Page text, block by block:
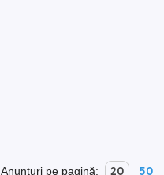
Anunțuri pe pagină: 20 50